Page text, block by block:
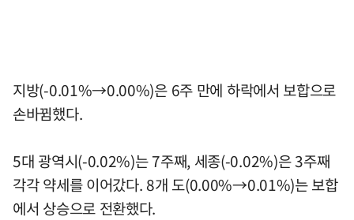
지방(-0.01%→0.00%)은 6주 만에 하락에서 보합으로
손바뀜했다.
5대 광역시(-0.02%)는 7주째, 세종(-0.02%)은 3주째
각각 약세를 이어갔다. 8개 도(0.00%→0.01%)는 보합
에서 상승으로 전환했다.